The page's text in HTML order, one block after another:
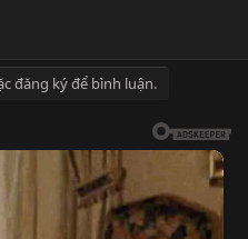
đăng ký để bình luận.